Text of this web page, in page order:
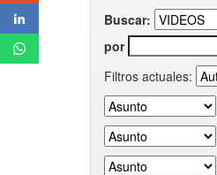
Buscar:
por
Filtros actuales: